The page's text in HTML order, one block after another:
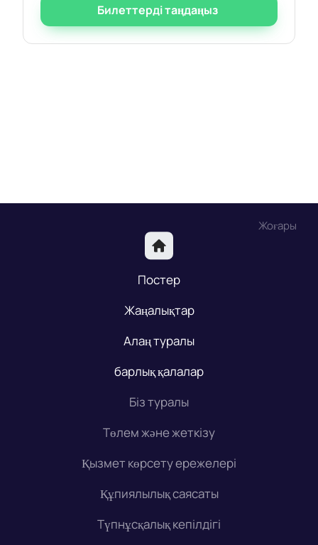
Билеттерді таңдаңыз
Жоғары
Постер
Жаңалықтар
Алаң туралы
барлық қалалар
Біз туралы
Төлем және жеткізу
Қызмет көрсету ережелері
Құпиялылық саясаты
Түпнұсқалық кепілдігі